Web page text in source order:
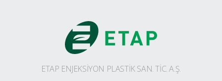
ETAP ENJEKSİYON PLASTİK SAN. TİC. A.Ş.